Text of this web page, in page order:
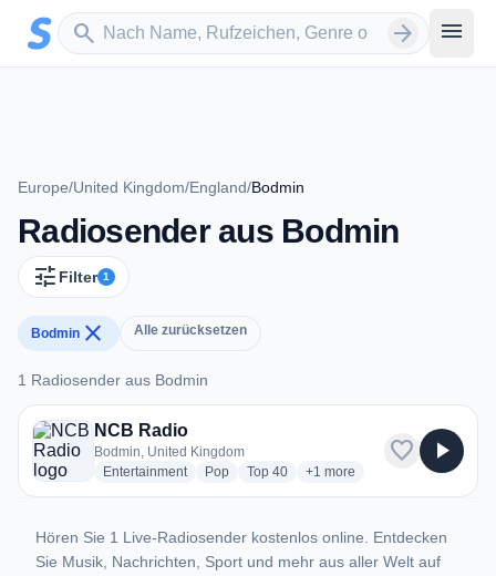
Zum Hauptinhalt springen
search
Sender suchen arrow_forward menu
Europe/United Kingdom/England/Bodmin
Radiosender aus Bodmin
tune Filter 1
Bodmin close Alle zurücksetzen
1 Radiosender aus Bodmin
1 Radiosender aus Bodmin
NCB Radio
Bodmin, United Kingdom
Entertainmentradio stations
Popradio stations
Top 40radio stations
+1 more genres for NCB Radio
more
favorite play_arrow
Hören Sie 1 Live-Radiosender kostenlos online. Entdecken
Sie Musik, Nachrichten, Sport und mehr aus aller Welt auf